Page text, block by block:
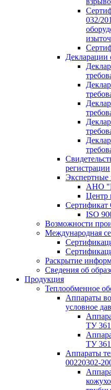
032/
Декларации
регистрации
Экспертные
АНО
Центр
Сертификат
ISO
Возможности
Международная
Раскрытие
Сведения об
Продукция
Теплообменное
Аппараты
условное
ТУ
ТУ
Аппараты
00220302-